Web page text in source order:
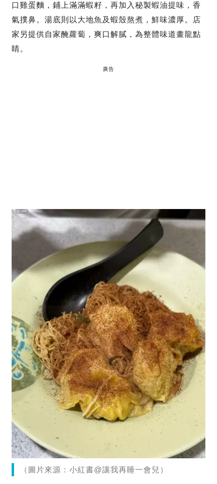
口雞蛋麵，鋪上滿滿蝦籽，再加入秘製蝦油提味，香
氣撲鼻。湯底則以大地魚及蝦殼熬煮，鮮味濃厚。店
家另提供自家醃蘿蔔，爽口解膩，為整體味道畫龍點
睛。
廣告
（圖片來源：小紅書@讓我再睡一會兒）